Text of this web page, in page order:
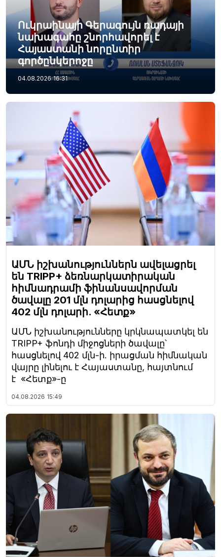
Ուկրաինայի Գերագույն ռադայի
նախագահը շնորհավորել է
Հայաստանի նորընտիր
գործընկերոջը
04.08.2026 16:31
ԱՄՆ իշխանություններն ավելացրել
են TRIPP+ ձեռնարկատիրական
հիմնադրամի ֆինանսավորման
ծավալը 201 մլն դոլարից հասցնելով
402 մլն դոլարի. «Հետք»
ԱՄՆ իշխանությունները կրկնապատկել են
TRIPP+ ֆոնդի միջոցների ծավալը՝
հասցնելով 402 մլն-ի. իրացման հիմնական
վայրը լինելու է Հայաստանը, հայտնում
է «Հետք»-ը
04.08.2026 15:49